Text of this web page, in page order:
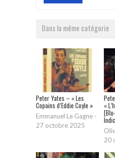
Dans la même catégorie
Peter Yates – « Les
Copains d’Eddie Coyle »
Emmanuel Le Gagne -
27 octobre 2025
«
20